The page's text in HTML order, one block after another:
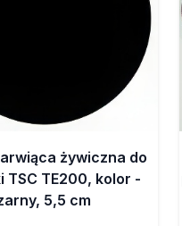
żywiczna do
TSC TE200, kolor -
5,5 cm